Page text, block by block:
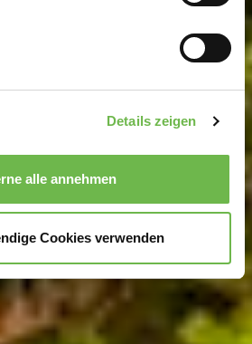
(Fingerprinting) identifizieren
wie Ihre persönlichen Daten
auf unsere Website zu
Sie uns in unserer Arbeit
USA durch Google und
auf "Gerne Alle annehmen" oder
oder Marketing ankreuzen und
festlegen“ klicken, willigen Sie
Details zeigen
alle annehmen
Cookies verwenden